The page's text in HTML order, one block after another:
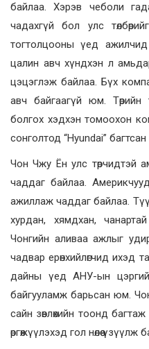
байлаа. Хэрэв чеболи
чадахгүй бол улс
тогтолцооны үед
цалин авч хүндхэн л
цэцэглэж байлаа. Бүх
авч байгаагүй юм. Төрийн
болгох хэдхэн томоохон
сонголтод “Hyundai”
Чон Чжу Ён улс төрчидтэй
чаддаг байлаа.
ажиллаж чаддаг байлаа.
хурдан, хямдхан,
Чонгийн аливаа ажлыг
чадвар ерөнхийлөгчид ихэд
дайны үед АНУ-ын
байгууламж барьсан юм. Чон
сайн зөвлөхийн тоонд
өргөжүүлэхэд гол нөлөө үзүүлж